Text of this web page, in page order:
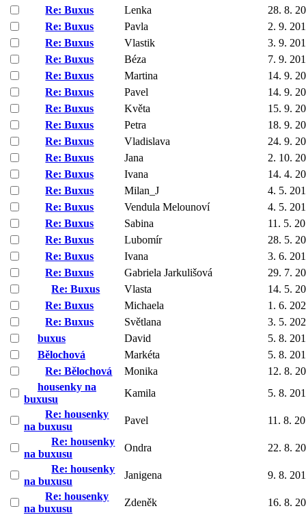
Re: Buxus
Lenka
28. 8.
Re: Buxus
Pavla
2. 9.
Re: Buxus
Vlastik
3. 9.
Re: Buxus
Béza
7. 9.
Re: Buxus
Martina
14. 9.
Re: Buxus
Pavel
14. 9.
Re: Buxus
Květa
15. 9.
Re: Buxus
Petra
18. 9.
Re: Buxus
Vladislava
24. 9.
Re: Buxus
Jana
2. 10.
Re: Buxus
Ivana
14. 4.
Re: Buxus
Milan_J
4. 5.
Re: Buxus
Vendula Melounoví
4. 5.
Re: Buxus
Sabina
11. 5.
Re: Buxus
Lubomír
28. 5.
Re: Buxus
Ivana
3. 6.
Re: Buxus
Gabriela Jarkulišová
29. 7.
Re: Buxus
Vlasta
14. 5.
Re: Buxus
Michaela
1. 6.
Re: Buxus
Světlana
3. 5.
buxus
David
5. 8.
Bělochová
Markéta
5. 8.
Re: Bělochová
Monika
12. 8.
housenky na
buxusu
Kamila
5. 8.
Re: housenky
na buxusu
Pavel
11. 8.
Re: housenky
na buxusu
Ondra
22. 8.
Re: housenky
na buxusu
Janigena
9. 8.
Re: housenky
na buxusu
Zdeněk
16. 8.